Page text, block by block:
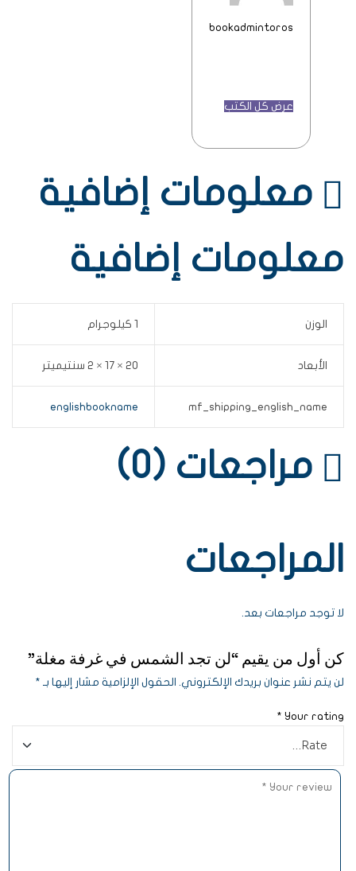
bookadmintoros
عرض كل الكتب
معلومات إضافية
معلومات إضافية
الوزن 1 كيلوجرام
الأبعاد 20 × 17 × 2 سنتيميتر
mf_shipping_english_name
englishbookname
مراجعات (0)
المراجعات
لا توجد مراجعات بعد.
كن أول من يقيم “لن تجد الشمس في غرفة مغلة”
لن يتم نشر عنوان بريدك الإلكتروني. الحقول الإلزامية مشار إليها بـ *
Your rating
*